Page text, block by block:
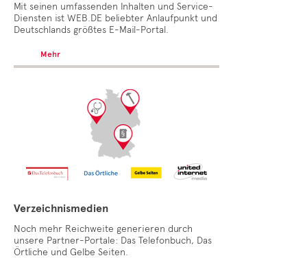
Mit seinen umfassenden Inhalten und Service-
Diensten ist WEB.DE beliebter Anlaufpunkt und
Deutschlands größtes E-Mail-Portal.
Mehr
Verzeichnismedien
Noch mehr Reichweite generieren durch
unsere Partner-Portale: Das Telefonbuch, Das
Örtliche und Gelbe Seiten.